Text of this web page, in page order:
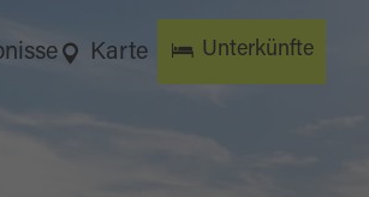
Karte Unterkünfte